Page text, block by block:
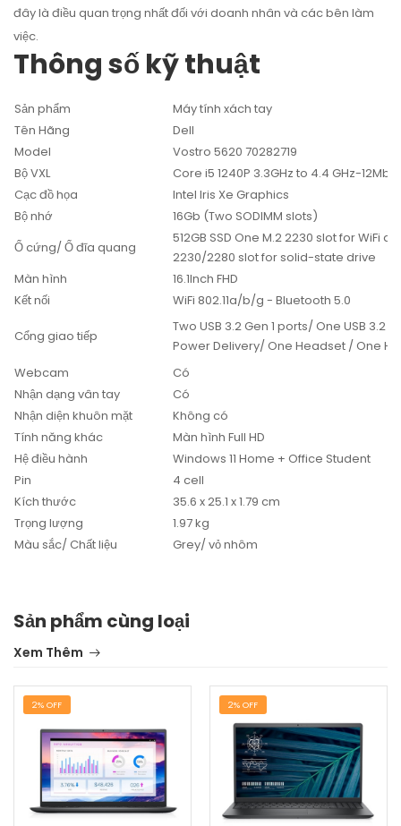
đây là điều quan trọng nhất đối với doanh nhân và các bên làm
việc.
Thông số kỹ thuật
Sản phẩm
Máy tính xách tay
Tên Hãng
Dell
Model
Vostro 5620 70282719
Bộ VXL
Core i5 1240P 3.3GHz to 4.4 GHz-12Mb
Cạc đồ họa
Intel Iris Xe Graphics
Bộ nhớ
16Gb (Two SODIMM slots)
Ổ cứng/ Ổ đĩa quang
512GB SSD One M.2 2230 slot for WiFi
2230/2280 slot for solid-state drive
Màn hình
16.1Inch FHD
Kết nối
WiFi 802.11a/b/g - Bluetooth 5.0
Cổng giao tiếp
Two USB 3.2 Gen 1 ports/ One USB
Power Delivery/ One Headset / One
Webcam
Có
Nhận dạng vân tay
Có
Nhận diện khuôn mặt
Không có
Tính năng khác
Màn hình Full HD
Hệ điều hành
Windows 11 Home + Office Student
Pin
4 cell
Kích thước
35.6 x 25.1 x 1.79 cm
Trọng lượng
1.97 kg
Màu sắc/ Chất liệu
Grey/ vỏ nhôm
Sản phẩm cùng loại
Xem Thêm
2% OFF 2% OFF